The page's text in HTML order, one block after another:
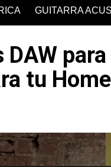
GUITARRA
DAW
tu